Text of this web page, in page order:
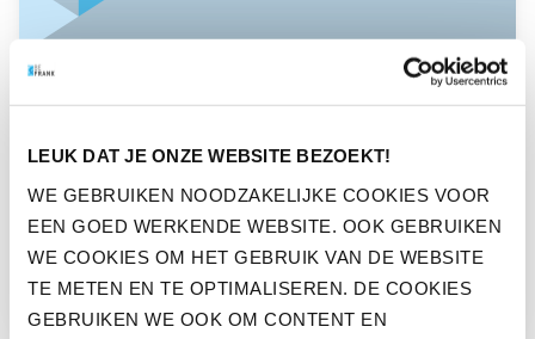
LEUK DAT JE ONZE WEBSITE BEZOEKT!
WE GEBRUIKEN NOODZAKELIJKE COOKIES VOOR
EEN GOED WERKENDE WEBSITE. OOK GEBRUIKEN
WE COOKIES OM HET GEBRUIK VAN DE WEBSITE
TE METEN EN TE OPTIMALISEREN. DE COOKIES
GEBRUIKEN WE OOK OM CONTENT EN
BEFRANK GENOMINEERD
VOOR NATIONALE TV
SUCCES AWARD
NIEUWS